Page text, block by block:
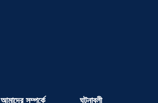
আমাদের সম্পর্কে ঘটনাবলী